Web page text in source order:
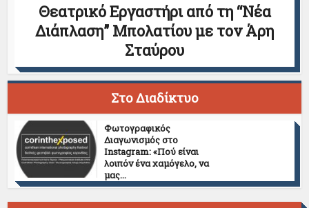
Θεατρικό Εργαστήρι από τη “Νέα
Διάπλαση” Μπολατίου με τον Άρη
Σταύρου
Στο Διαδίκτυο
Φωτογραφικός
Διαγωνισμός στο
Instagram: «Πού είναι
λοιπόν ένα χαμόγελο, να
μας...